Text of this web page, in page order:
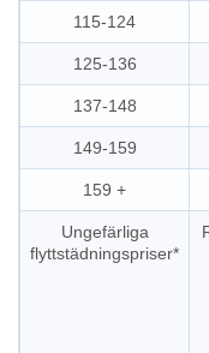
115-124
125-136
137-148
149-159
159 +
Ungefärliga
flyttstädningspriser*